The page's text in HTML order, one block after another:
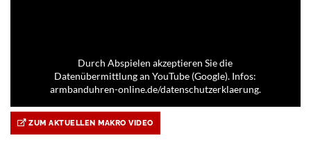
Durch Abspielen akzeptieren Sie die
Datenübermittlung an YouTube (Google). Infos:
armbanduhren-online.de/datenschutzerklaerung.
ZUM AKTUELLEN MAKRO VIDEO